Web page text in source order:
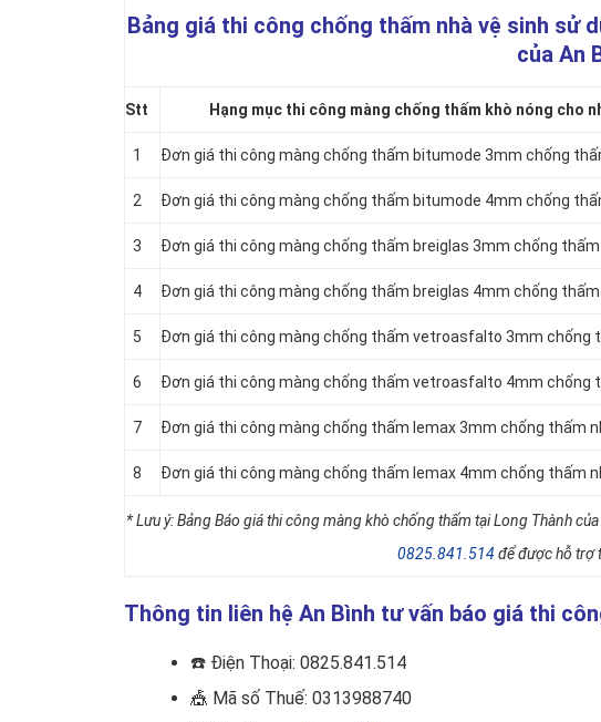
Bảng giá thi công chống thấm nhà vệ sinh sử
của An
Stt Hạng mục thi công màng chống thấm khò nóng cho
1 Đơn giá thi công màng chống thấm bitumode 3mm chống
2 Đơn giá thi công màng chống thấm bitumode 4mm chống
3 Đơn giá thi công màng chống thấm breiglas 3mm chống
4 Đơn giá thi công màng chống thấm breiglas 4mm chống
5 Đơn giá thi công màng chống thấm vetroasfalto 3mm chống
6 Đơn giá thi công màng chống thấm vetroasfalto 4mm chống
7 Đơn giá thi công màng chống thấm lemax 3mm chống thấm
8 Đơn giá thi công màng chống thấm lemax 4mm chống thấm
* Lưu ý: Bảng Báo giá thi công màng khò chống thấm tại Long Thành
0825.841.514để được hỗ trợ
Thông tin liên hệ An Bình tư vấn báo giá thi
☎️ Điện Thoại: 0825.841.514
🎪 Mã số Thuế: 0313988740